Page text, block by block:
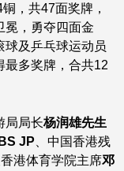
，共47面奖牌，
冕，勇夺四面金
球及乒乓球运动员
最多奖牌，合共12
局局长杨润雄先生
JP 、中国香港残
港体育学院主席邓